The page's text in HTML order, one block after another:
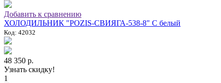
Добавить к сравнению
ХОЛОДИЛЬНИК "POZIS-СВИЯГА-538-8" C белый
Код: 42032
48 350 р.
Узнать скидку!
1